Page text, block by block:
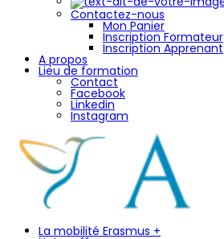
Contactez-nous
Mon Panier
Inscription Formateur
Inscription Apprenant
A propos
Lieu de formation
Contact
Facebook
Linkedin
Instagram
La mobilité Erasmus +